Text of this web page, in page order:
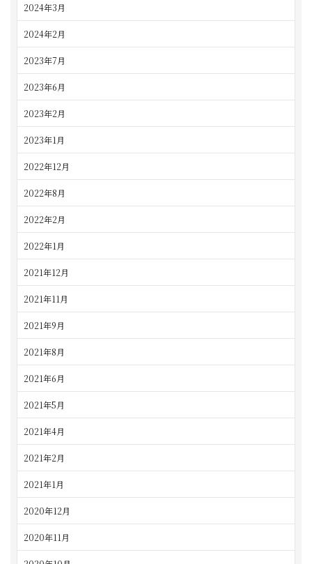
2024年3月
2024年2月
2023年7月
2023年6月
2023年2月
2023年1月
2022年12月
2022年8月
2022年2月
2022年1月
2021年12月
2021年11月
2021年9月
2021年8月
2021年6月
2021年5月
2021年4月
2021年2月
2021年1月
2020年12月
2020年11月